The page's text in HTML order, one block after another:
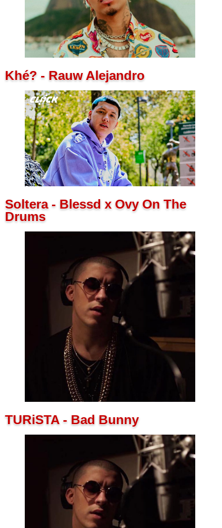
Khé? - Rauw Alejandro
Soltera - Blessd x Ovy On The
Drums
TURiSTA - Bad Bunny